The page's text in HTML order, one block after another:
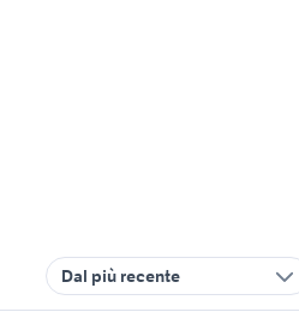
Dal più recente